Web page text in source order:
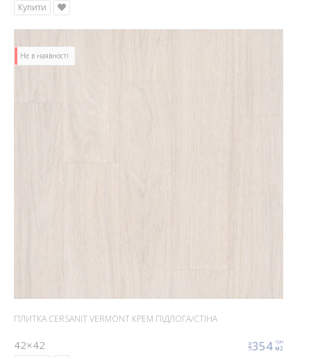
Купити
Не в наявності
ПЛИТКА CERSANIT VERMONT КРЕМ ПІДЛОГА/СТІНА
42×42 ціна354 грн
м2